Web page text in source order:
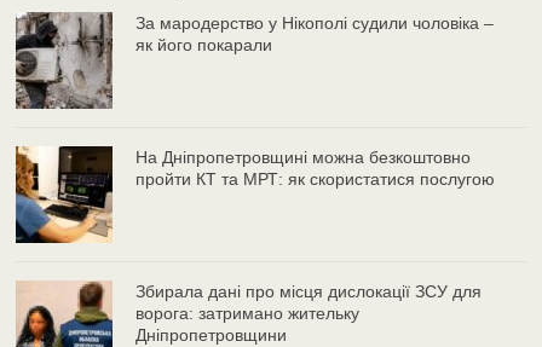
За мародерство у Нікополі судили чоловіка –
як його покарали
На Дніпропетровщині можна безкоштовно
пройти КТ та МРТ: як скористатися послугою
Збирала дані про місця дислокації ЗСУ для
ворога: затримано жительку
Дніпропетровщини